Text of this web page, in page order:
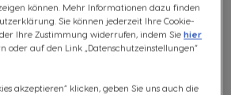
Versand ab 30 €
können. Mehr Informationen dazu finden
Sie können jederzeit Ihre Cookie-
Ihre Zustimmung widerrufen, indem Siehier
oder auf den Link „Datenschutzeinstellungen“
akzeptieren“ klicken, geben Sie uns auch die